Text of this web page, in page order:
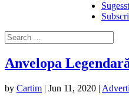
Anvelopa
by Cartim | Jun 11, 2020 |